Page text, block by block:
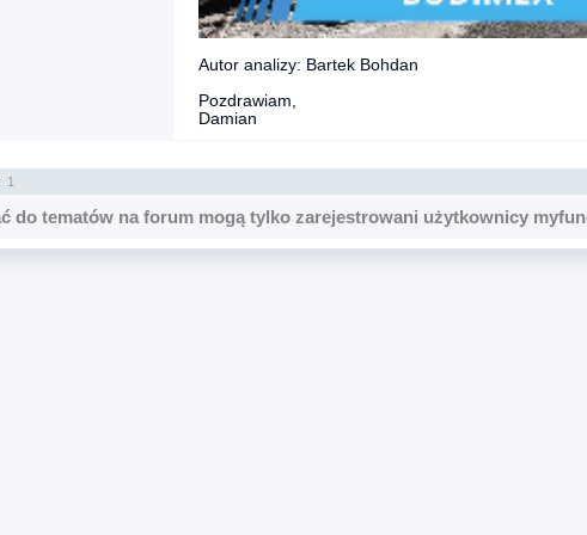
Autor analizy: Bartek Bohdan
Pozdrawiam,
Damian
1
do tematów na forum mogą tylko zarejestrowani użytkownicy